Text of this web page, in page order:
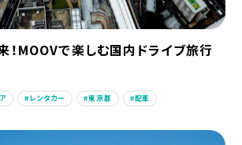
！MOOVで楽しむ国内ドライブ旅行
レンタカー 東京都 配車